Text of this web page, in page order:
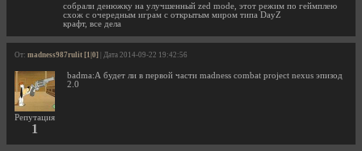
собрали денюжку на улучшенный zed mode, этот режим по геймплею
схож с очередным играм с открытым миром типа DayZ
крафт, все дела
От: madness987rulit [1|0] | Дата 2014-09-22 19:42:56
Репутация
1
badma:А будет ли в первой части madness combat project nexus эпизод
2.0